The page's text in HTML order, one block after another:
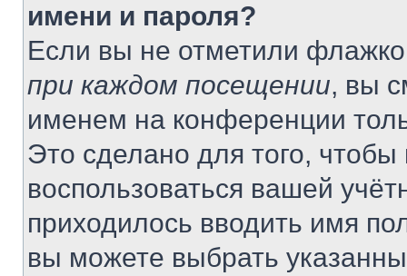
имени и пароля?
Если вы не отметили
при каждом посещении, вы
именем на конференции
Это сделано для того, чтобы
воспользоваться вашей
приходилось вводить имя
вы можете выбрать